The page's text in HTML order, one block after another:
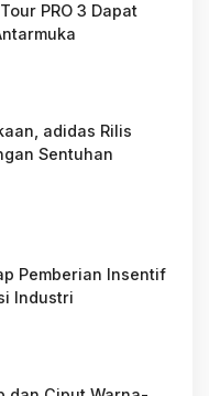
PRO 3 Dapat
adidas Rilis
Sentuhan
Pemberian Insentif
Industri